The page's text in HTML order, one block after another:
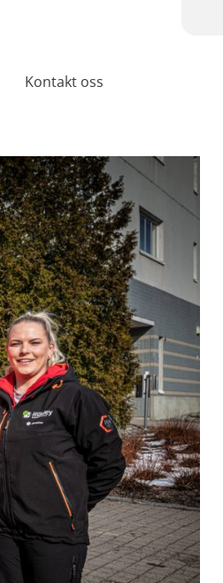
Kontakt oss